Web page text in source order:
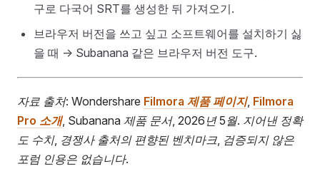
구로 다국어 SRT를 생성한 뒤 가져오기.
브라우저 버전을 쓰고 싶고 소프트웨어를 설치하기 싫
을 때 → Subanana 같은 브라우저 버전 도구.
자료 출처: Wondershare Filmora 제품 페이지, Filmora
Pro 소개, Subanana 제품 문서, 2026년 5월. 지어낸 정확
도 수치, 경쟁사 출처의 편향된 벤치마크, 검증되지 않은
포럼 인용은 없습니다.